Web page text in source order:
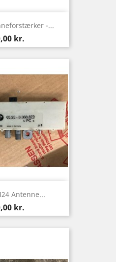
-...
kr.
Antenne...
kr.